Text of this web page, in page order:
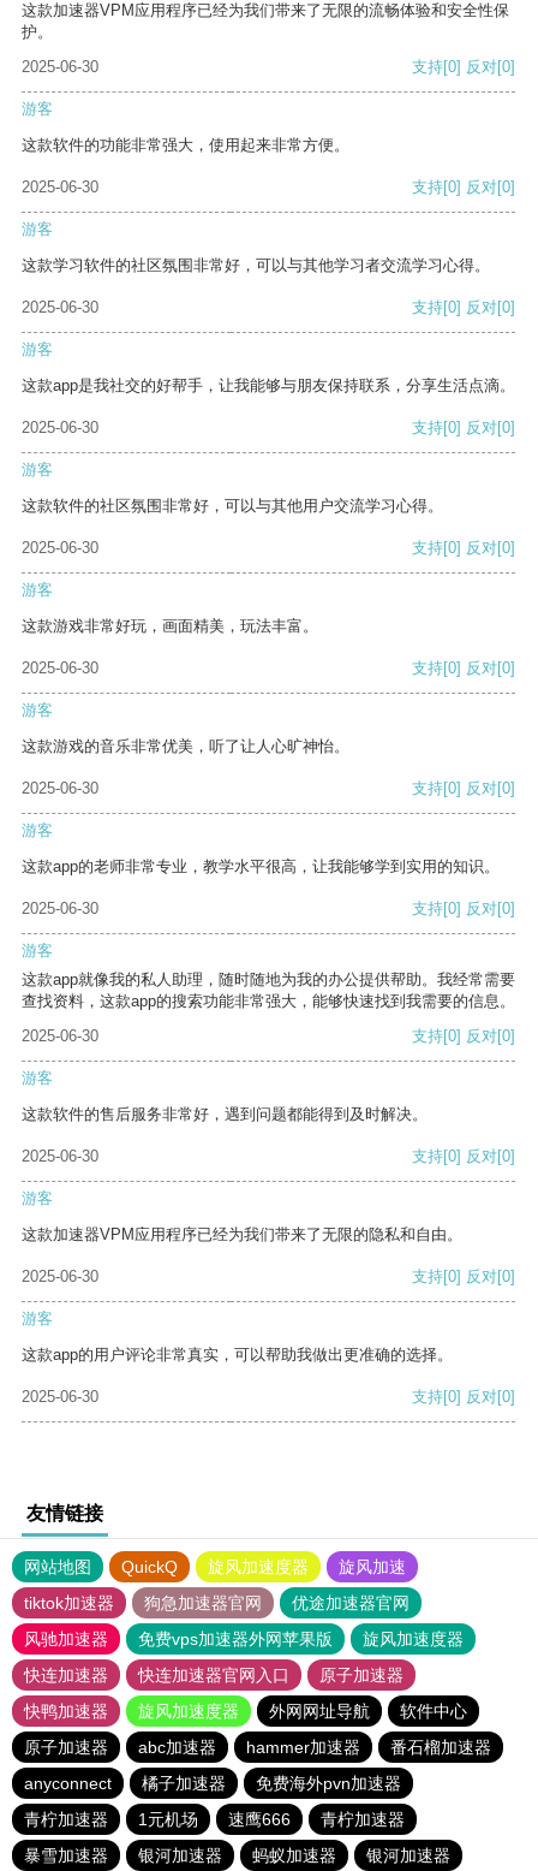
这款加速器VPM应用程序已经为我们带来了无限的流畅体验和安全性保
护。
2025-06-30
支持[0] 反对[0]
游客
这款软件的功能非常强大，使用起来非常方便。
2025-06-30 支持[0] 反对[0]
游客
这款学习软件的社区氛围非常好，可以与其他学习者交流学习心得。
2025-06-30 支持[0] 反对[0]
游客
这款app是我社交的好帮手，让我能够与朋友保持联系，分享生活点滴。
2025-06-30 支持[0] 反对[0]
游客
这款软件的社区氛围非常好，可以与其他用户交流学习心得。
2025-06-30 支持[0] 反对[0]
游客
这款游戏非常好玩，画面精美，玩法丰富。
2025-06-30 支持[0] 反对[0]
游客
这款游戏的音乐非常优美，听了让人心旷神怡。
2025-06-30 支持[0] 反对[0]
游客
这款app的老师非常专业，教学水平很高，让我能够学到实用的知识。
2025-06-30 支持[0] 反对[0]
游客
这款app就像我的私人助理，随时随地为我的办公提供帮助。我经常需要
查找资料，这款app的搜索功能非常强大，能够快速找到我需要的信息。
2025-06-30
支持[0] 反对[0]
游客
这款软件的售后服务非常好，遇到问题都能得到及时解决。
2025-06-30 支持[0] 反对[0]
游客
这款加速器VPM应用程序已经为我们带来了无限的隐私和自由。
2025-06-30 支持[0] 反对[0]
游客
这款app的用户评论非常真实，可以帮助我做出更准确的选择。
2025-06-30 支持[0] 反对[0]
友情链接
网站地图 QuickQ 旋风加速度器
旋风加速
tiktok加速器
狗急加速器官网
优途加速器官网
风驰加速器
免费vps加速器外网苹果版
旋风加速度器
快连加速器
快连加速器官网入口
原子加速器
快鸭加速器
旋风加速度器 外网网址导航
软件中心
原子加速器
abc加速器 hammer加速器
番石榴加速器
anyconnect
橘子加速器
免费海外pvn加速器
青柠加速器
1元机场 速鹰666
青柠加速器
暴雪加速器
银河加速器 蚂蚁加速器 银河加速器